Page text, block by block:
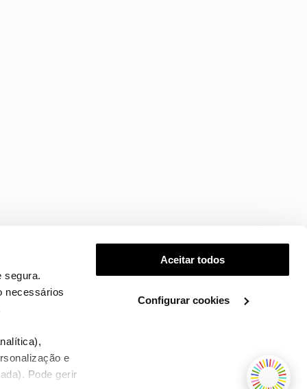
segura.
necessários
e
Pode gerir
Aceitar todos
Configurar cookies